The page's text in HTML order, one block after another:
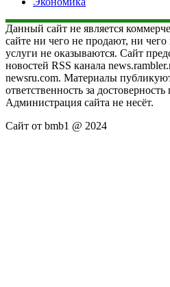
Данный сайт не является
сайте ни чего не продают, ни
услуги не оказываются. Сайт
новостей RSS канала
newsru.com. Материалы
ответственность за
Администрация сайта не несёт.
Сайт от bmb1 @ 2024